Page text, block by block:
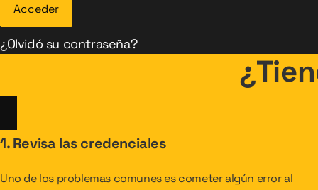
Acceder
¿Olvidó su contraseña?
1. Revisa las credenciales
Uno de los problemas comunes es cometer algún error al